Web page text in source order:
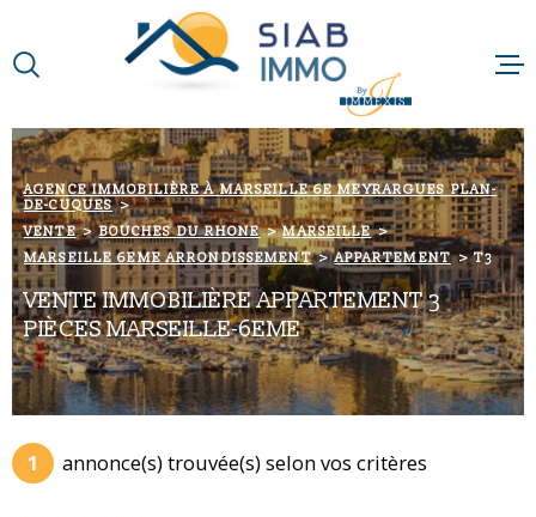
menu
contenu
ACCUEIL
QUI SOMMES-
NOTRE RAISON
NOS MÉTIERS
NOS
NOS
AGENCE IMMOBILIÈRE À MARSEILLE 6E MEYRARGUES PLAN-
DE-CUQUES
VENTE
BOUCHES DU RHONE
MARSEILLE
MARSEILLE 6EME ARRONDISSEMENT
APPARTEMENT T3
VENTE IMMOBILIÈRE APPARTEMENT 3
PIÈCES MARSEILLE-6EME
1 annonce(s) trouvée(s) selon vos critères
VOTRE
RECHERCHE
TYPE
D'OFFRE
ACHETER
TYPE
DE
BIEN
TYPE DE BIEN
VILLE
BUDGET